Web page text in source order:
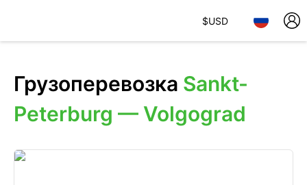
$USD
Грузоперевозка Sankt-
Peterburg — Volgograd